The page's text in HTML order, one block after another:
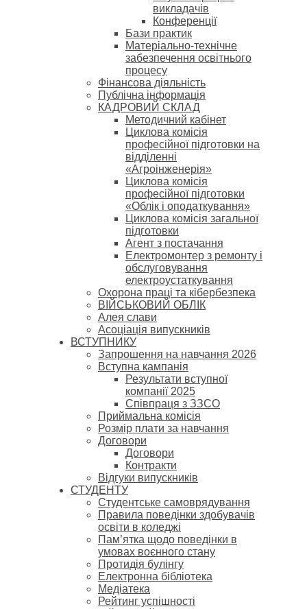
викладачів
Конференції
Бази практик
Матеріально-технічне
забезпечення освітнього
процесу
Фінансова діяльність
Публічна інформація
КАДРОВИЙ СКЛАД
Методичний кабінет
Циклова комісія
професійної підготовки на
відділенні
«Агроінженерія»
Циклова комісія
професійної підготовки
«Облік і оподаткування»
Циклова комісія загальної
підготовки
Агент з постачання
Електромонтер з ремонту і
обслуговування
електроустаткування
Охорона праці та кібербезпека
ВІЙСЬКОВИЙ ОБЛІК
Алея слави
Асоціація випускників
ВСТУПНИКУ
Запрошення на навчання 2026
Вступна кампанія
Результати вступної
компанії 2025
Співпраця з ЗЗСО
Приймальна комісія
Розмір плати за навчання
Договори
Договори
Контракти
Відгуки випускників
СТУДЕНТУ
Cтудентське самоврядування
Правила поведінки здобувачів
освіти в коледжі
Пам’ятка щодо поведінки в
умовах воєнного стану
Протидія булінгу
Електронна бібліотека
Медіатека
Рейтинг успішності